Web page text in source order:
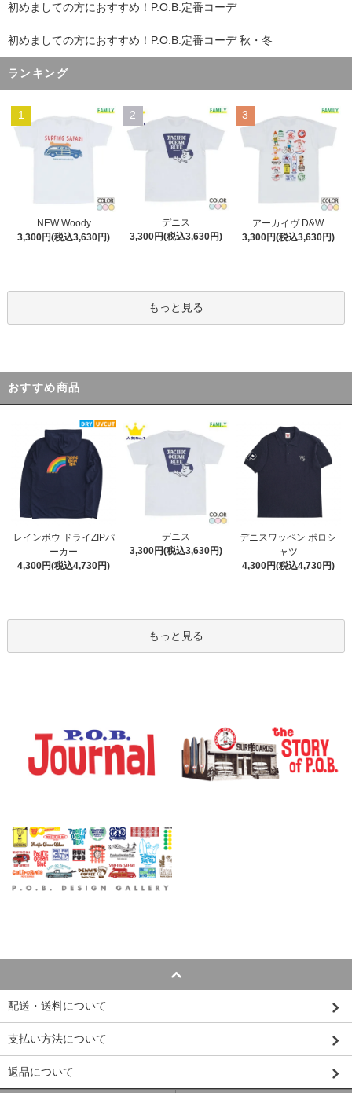
初めましての方におすすめ！P.O.B.定番コーデ
初めましての方におすすめ！P.O.B.定番コーデ 秋・冬
ランキング
1
NEW Woody
3,300円(税込3,630円)
2
デニス
3,300円(税込3,630円)
3
アーカイヴ D&W
3,300円(税込3,630円)
もっと見る
おすすめ商品
レインボウ ドライZIPパ
ーカー
4,300円(税込4,730円)
デニス
3,300円(税込3,630円)
デニスワッペン ポロシ
ャツ
4,300円(税込4,730円)
もっと見る
配送・送料について
支払い方法について
返品について